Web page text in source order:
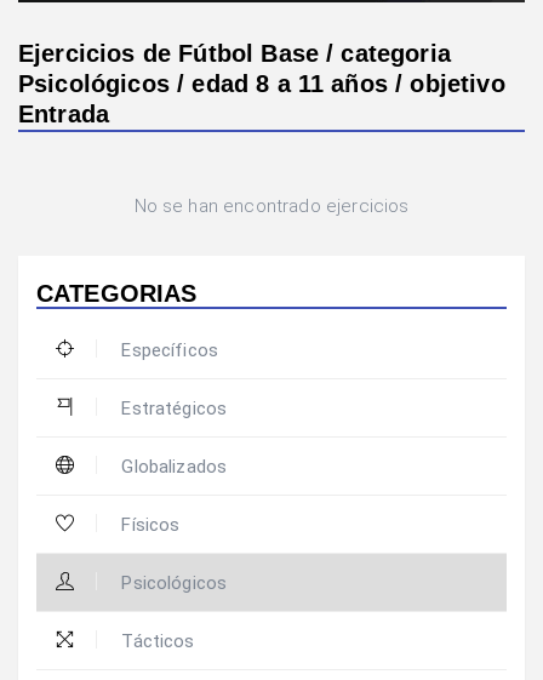
Ejercicios de Fútbol Base / categoria
Psicológicos / edad 8 a 11 años / objetivo
Entrada
No se han encontrado ejercicios
CATEGORIAS
Específicos
Estratégicos
Globalizados
Físicos
Psicológicos
Tácticos